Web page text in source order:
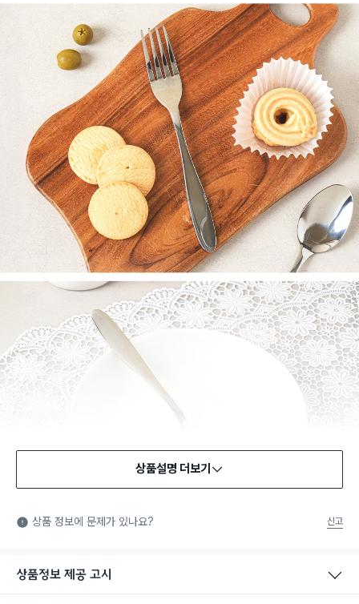
식품용 기구: 식품위생법에서 정한 규격에 따라 제조되어 식품 또
는 식품첨가물에 사용할 수 있는 식품용기구라는 표시입니다.
상품설명 더보기
상품 정보에 문제가 있나요? 신고
상품정보 제공 고시